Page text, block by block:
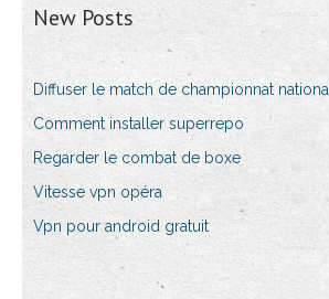
New Posts
Diffuser le match de championnat national
Comment installer superrepo
Regarder le combat de boxe
Vitesse vpn opéra
Vpn pour android gratuit